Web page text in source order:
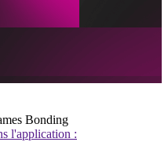
Bonding
l'application :